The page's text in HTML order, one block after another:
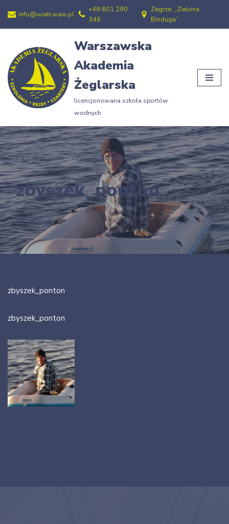
Przejdź
treści
info@wiatr.waw.pl
+48 601 290
346
Zegrze, „Zielona
Binduga”
Warszawska
Akademia
Żeglarska
licencjonowana szkoła sportów
wodnych
Strona główna»zbyszek_ponton
zbyszek_ponton
29/12/2012
zbyszek_ponton
zbyszek_ponton